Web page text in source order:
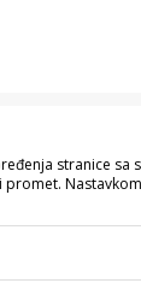
da su
zadržana.
stranice sa